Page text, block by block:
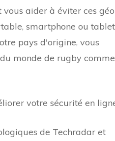
aider à éviter ces
smartphone ou
pays d'origine, vous
monde de rugby
votre sécurité en
de Techradar et